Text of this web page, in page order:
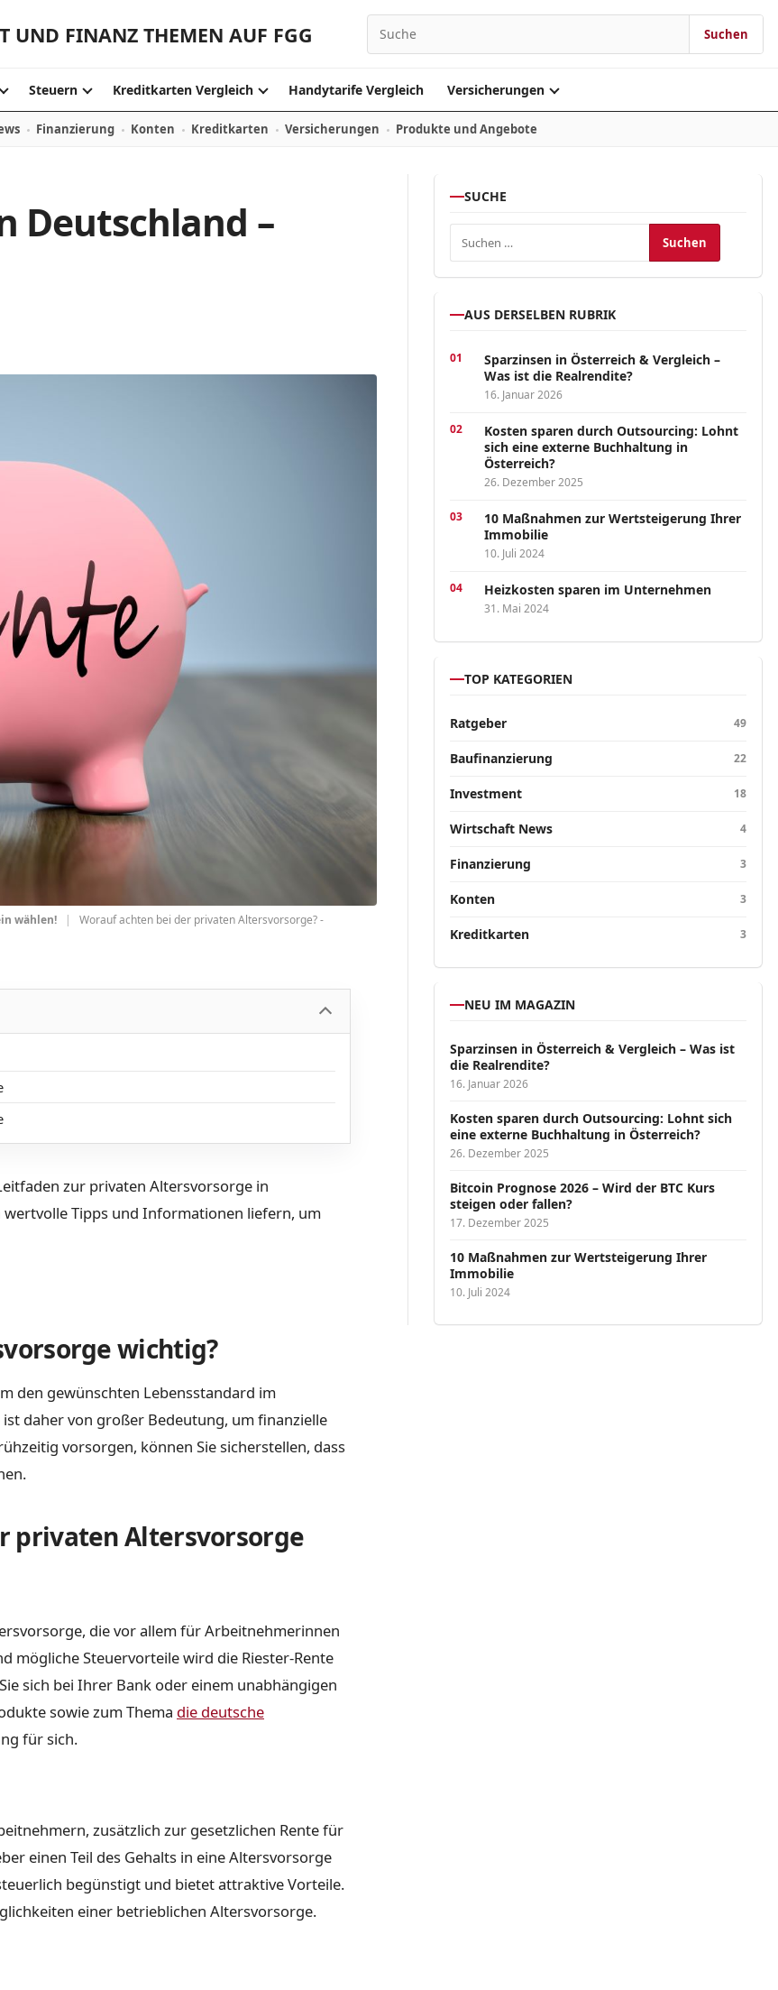
UND FINANZ THEMEN AUF FGG Suchen nach: Suchen
Steuern Kreditkarten Vergleich Handytarife Vergleich Versicherungen
Finanzierung Konten Kreditkarten Versicherungen Produkte und Angebote
Deutschland –
wählen! |
Worauf achten bei der privaten Altersvorsorge? -
zur privaten Altersvorsorge in
Tipps und Informationen liefern, um
wichtig?
den gewünschten Lebensstandard im
daher von großer Bedeutung, um finanzielle
vorsorgen, können Sie sicherstellen, dass
privaten Altersvorsorge
die vor allem für Arbeitnehmerinnen
mögliche Steuervorteile wird die Riester-Rente
sich bei Ihrer Bank oder einem unabhängigen
sowie zum Thema die deutsche
für sich.
zusätzlich zur gesetzlichen Rente für
einen Teil des Gehalts in eine Altersvorsorge
begünstigt und bietet attraktive Vorteile.
einer betrieblichen Altersvorsorge.
SUCHE
Suchen nach:
AUS DERSELBEN RUBRIK
Sparzinsen in Österreich & Vergleich –
Was ist die Realrendite?
16. Januar 2026
Kosten sparen durch Outsourcing: Lohnt
sich eine externe Buchhaltung in
Österreich?
26. Dezember 2025
10 Maßnahmen zur Wertsteigerung Ihrer
Immobilie
10. Juli 2024
Heizkosten sparen im Unternehmen
31. Mai 2024
TOP KATEGORIEN
Ratgeber 49
Baufinanzierung 22
Investment 18
Wirtschaft News 4
Finanzierung 3
Konten 3
Kreditkarten 3
NEU IM MAGAZIN
Sparzinsen in Österreich & Vergleich – Was ist
die Realrendite?
16. Januar 2026
Kosten sparen durch Outsourcing: Lohnt sich
eine externe Buchhaltung in Österreich?
26. Dezember 2025
Bitcoin Prognose 2026 – Wird der BTC Kurs
steigen oder fallen?
17. Dezember 2025
10 Maßnahmen zur Wertsteigerung Ihrer
Immobilie
10. Juli 2024